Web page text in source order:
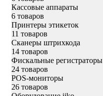
Кассовые аппараты
6 товаров
Принтеры этикеток
11 товаров
Сканеры штрихкода
14 товаров
Фискальные регистраторы
24 товаров
POS-мониторы
26 товаров